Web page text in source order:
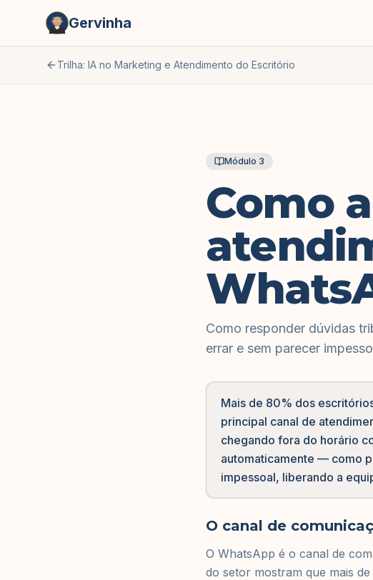
Gervinha
Trilha: IA no Marketing e Atendimento do Escritório
Módulo 3
Como
Como responder dúvidas
errar e sem parecer
Mais de 80% dos
principal canal de
chegando fora do horário
automaticamente — como
impessoal, liberando a
O canal de
O WhatsApp é o canal de
do setor mostram que mais